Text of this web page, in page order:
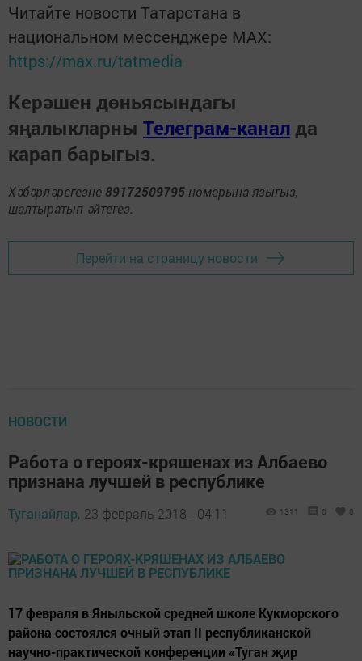
Читайте новости Татарстана в
национальном мессенджере MАХ:
https://max.ru/tatmedia
Керәшен дөньясындагы
яңалыкларны Телеграм-канал да
карап барыгыз.
Хәбәрләрегезне 89172509795 номерына языгыз,
шалтыратып әйтегез.
Перейти на страницу новости
НОВОСТИ
Работа о героях-кряшенах из Албаево
признана лучшей в республике
Туганайлар, 23 февраль 2018 - 04:11 1311 0 0
17 февраля в Яныльской средней школе Кукморского
района состоялся очный этап II республиканской
научно-практической конференции «Туган җир